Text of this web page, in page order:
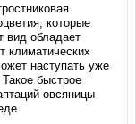
которые
вид обладает
климатических
наступать уже
быстрое
овсяницы